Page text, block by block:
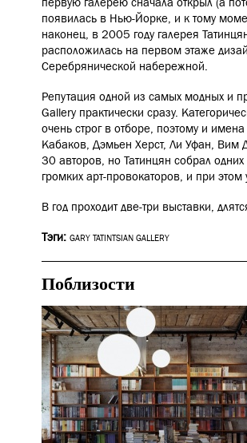
появилась в Нью-Йорке, и к тому
наконец, в 2005 году галерея
расположилась на первом этаже
Серебрянической набережной.
Репутация одной из самых модных и
Gallery практически сразу.
очень строг в отборе, поэтому и
Кабаков, Дэмьен Херст, Ли Уфан, Вим
30 авторов, но Татинцян собрал
громких арт-провокаторов, и при
В год проходит две-три выставки,
Тэги: GARY TATINTSIAN GALLERY
Поблизости